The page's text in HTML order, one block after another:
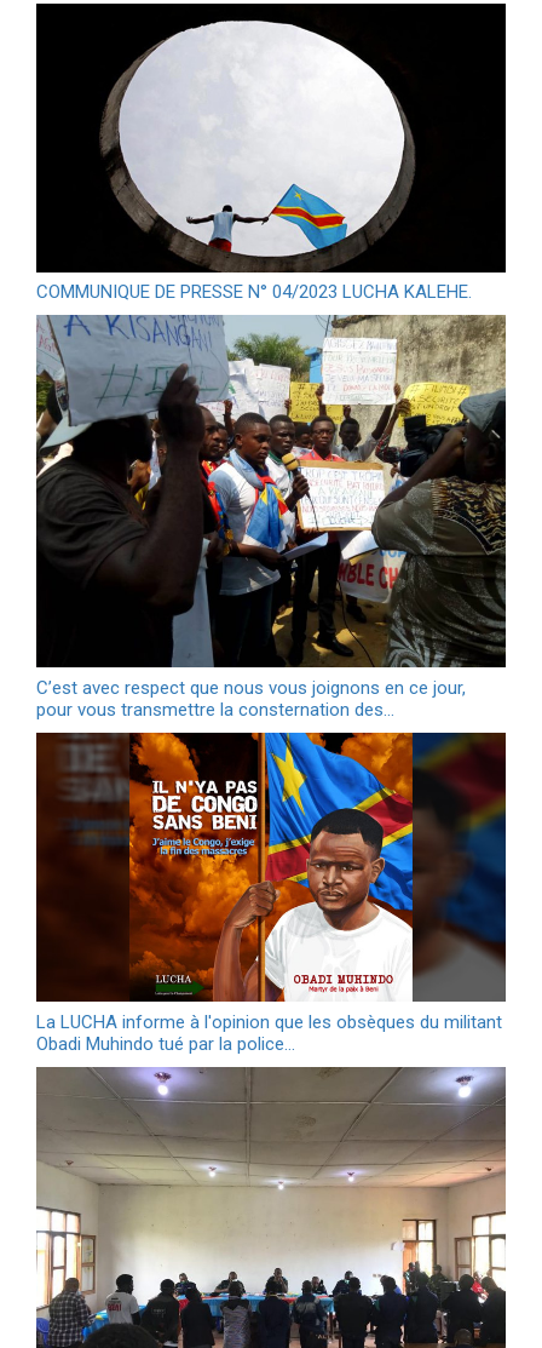
COMMUNIQUE DE PRESSE N° 04/2023 LUCHA KALEHE.
C’est avec respect que nous vous joignons en ce jour,
pour vous transmettre la consternation des…
La LUCHA informe à l'opinion que les obsèques du militant
Obadi Muhindo tué par la police…